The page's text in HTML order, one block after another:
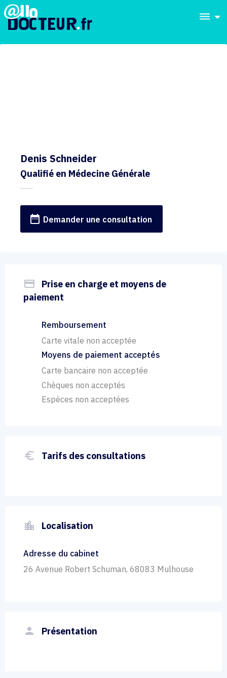
dehaze
Denis Schneider
Qualifié en Médecine Générale
date_range Demander une consultation
payment
Prise en charge et moyens de
paiement
Remboursement
Carte vitale non acceptée
Moyens de paiement acceptés
Carte bancaire non acceptée
Chèques non acceptés
Espèces non acceptées
euro_symbol Tarifs des consultations
location_city Localisation
Adresse du cabinet
26 Avenue Robert Schuman, 68083 Mulhouse
person Présentation